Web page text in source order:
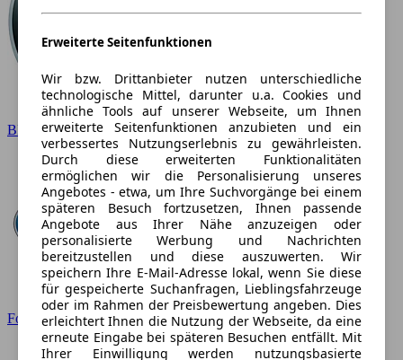
BMW
Ford
Erweiterte Seitenfunktionen
Wir bzw. Drittanbieter nutzen unterschiedliche
technologische Mittel, darunter u.a. Cookies und
ähnliche Tools auf unserer Webseite, um Ihnen
erweiterte Seitenfunktionen anzubieten und ein
verbessertes Nutzungserlebnis zu gewährleisten.
Durch diese erweiterten Funktionalitäten
ermöglichen wir die Personalisierung unseres
Angebotes - etwa, um Ihre Suchvorgänge bei einem
späteren Besuch fortzusetzen, Ihnen passende
Angebote aus Ihrer Nähe anzuzeigen oder
personalisierte Werbung und Nachrichten
bereitzustellen und diese auszuwerten. Wir
speichern Ihre E-Mail-Adresse lokal, wenn Sie diese
für gespeicherte Suchanfragen, Lieblingsfahrzeuge
oder im Rahmen der Preisbewertung angeben. Dies
erleichtert Ihnen die Nutzung der Webseite, da eine
erneute Eingabe bei späteren Besuchen entfällt. Mit
Ihrer Einwilligung werden nutzungsbasierte